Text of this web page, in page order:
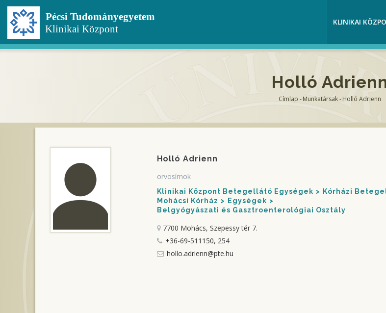
Ugrás
tartalomra
KLINIKAI
Holló
Címlap - Munkatársak - Holló Adrienn
Holló Adrienn
orvosírnok
Klinikai Központ Betegellátó Egységek
Kórházi
Mohácsi Kórház
Egységek
Belgyógyászati és Gasztroenterológiai Osztály
7700 Mohács, Szepessy tér 7.
+36-69-511150, 254
hollo.adrienn@pte.hu